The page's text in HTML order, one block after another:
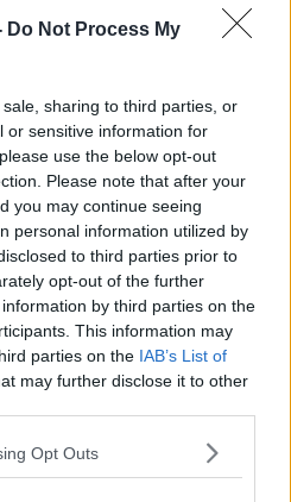
Do Not Process My
sharing to third parties, or
or sensitive information for
use the below opt-out
Please note that after your
you may continue seeing
personal information utilized by
to third parties prior to
opt-out of the further
by third parties on the
This information may
parties on the IAB’s List of
may further disclose it to other
Opt Outs
internazionale
solo realtà
non risponde
contro la Turchia
guarda sospetta
o vivo?
vuote
di Stato ciclici
la Memoria